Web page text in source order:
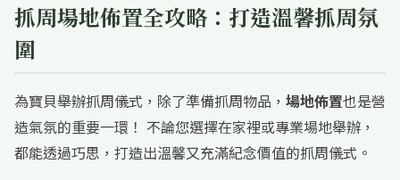
抓周場地佈置全攻略：打造溫馨抓周氛
圍
為寶貝舉辦抓周儀式，除了準備抓周物品， 場地佈置也是營
造氣氛的重要一環！ 不論您選擇在家裡或專業場地舉辦，
都能透過巧思，打造出溫馨又充滿紀念價值的抓周儀式。